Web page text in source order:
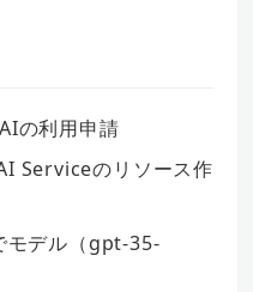
の利用申請
Serviceのリソース作
デル（gpt-35-